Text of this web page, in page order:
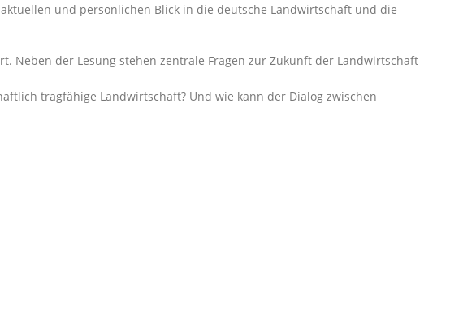
und persönlichen Blick in die deutsche Landwirtschaft und die
Neben der Lesung stehen zentrale Fragen zur Zukunft der Landwirtschaft
tragfähige Landwirtschaft? Und wie kann der Dialog zwischen